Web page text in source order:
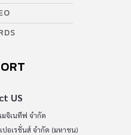
US
มจิเนทีฟ จำกัด
ปอเรชั่นส์ จำกัด (มหาชน)